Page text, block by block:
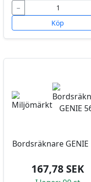
−
Köp
Bordsräknare GENIE
167,78 SEK